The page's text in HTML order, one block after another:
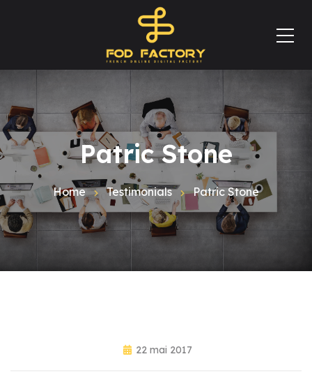
Patric Stone
Home Testimonials Patric Stone
22 mai 2017